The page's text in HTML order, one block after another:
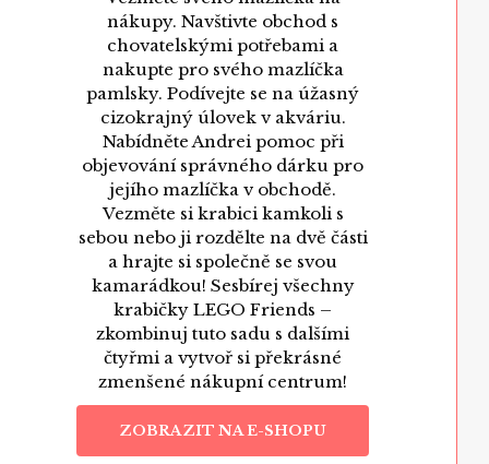
nákupy. Navštivte obchod s
chovatelskými potřebami a
nakupte pro svého mazlíčka
pamlsky. Podívejte se na úžasný
cizokrajný úlovek v akváriu.
Nabídněte Andrei pomoc při
objevování správného dárku pro
jejího mazlíčka v obchodě.
Vezměte si krabici kamkoli s
sebou nebo ji rozdělte na dvě části
a hrajte si společně se svou
kamarádkou! Sesbírej všechny
krabičky LEGO Friends –
zkombinuj tuto sadu s dalšími
čtyřmi a vytvoř si překrásné
zmenšené nákupní centrum!
ZOBRAZIT NA E-SHOPU